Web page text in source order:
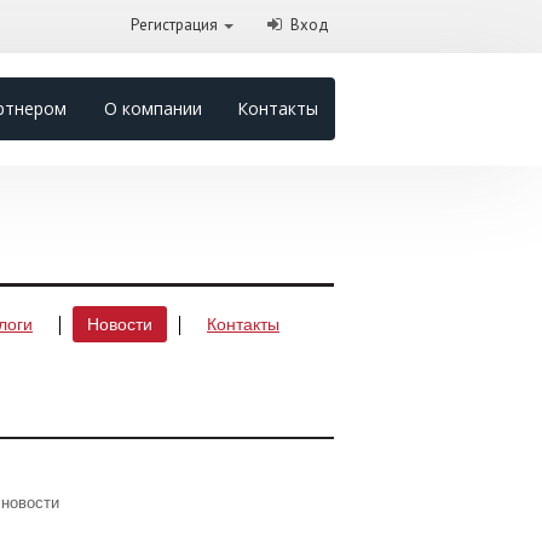
Регистрация Вход
О компании Контакты
Новости Контакты